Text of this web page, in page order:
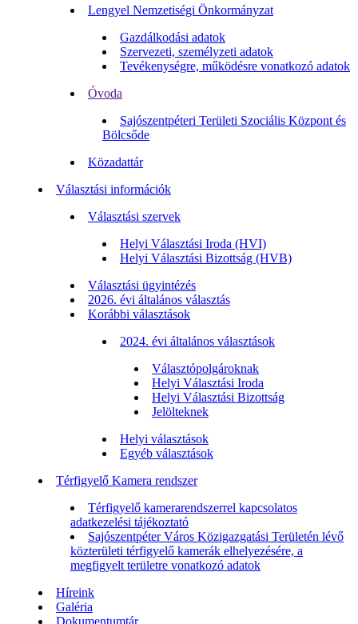
Lengyel Nemzetiségi Önkormányzat
Gazdálkodási adatok
Szervezeti, személyzeti adatok
Tevékenységre, működésre vonatkozó adatok
Óvoda
Sajószentpéteri Területi Szociális Központ és
Bölcsőde
Közadattár
Választási információk
Választási szervek
Helyi Választási Iroda (HVI)
Helyi Választási Bizottság (HVB)
Választási ügyintézés
2026. évi általános választás
Korábbi választások
2024. évi általános választások
Választópolgároknak
Helyi Választási Iroda
Helyi Választási Bizottság
Jelölteknek
Helyi választások
Egyéb választások
Térfigyelő Kamera rendszer
Térfigyelő kamerarendszerrel kapcsolatos
adatkezelési tájékoztató
Sajószentpéter Város Közigazgatási Területén lévő
közterületi térfigyelő kamerák elhelyezésére, a
megfigyelt területre vonatkozó adatok
Híreink
Galéria
Dokumentumtár